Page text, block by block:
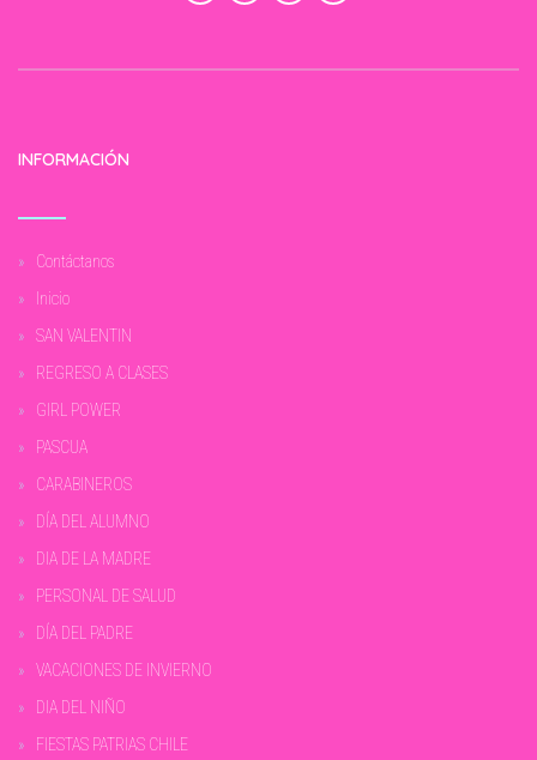
INFORMACIÓN
Contáctanos
Inicio
SAN VALENTIN
REGRESO A CLASES
GIRL POWER
PASCUA
CARABINEROS
DÍA DEL ALUMNO
DIA DE LA MADRE
PERSONAL DE SALUD
DÍA DEL PADRE
VACACIONES DE INVIERNO
DIA DEL NIÑO
FIESTAS PATRIAS CHILE